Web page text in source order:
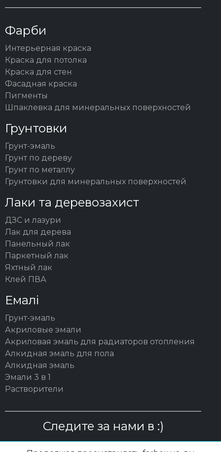
Фарби
Интерьерная краска
Краска для потолка
Краска для стен
Фасадная краска
Пигменты
Шпаклевка для минеральных поверхностей
Грунтовки
Грунт-эмаль
Грунт по дереву
Грунт по металлу
Грунтовки для минеральных поверхностей
Лаки та деревозахист
ДЗС и лазури
Лак для дерева
Панельный лак
Паркетный лак
Яхтный лак
Клей ПВА
Емалі
Грунт-эмаль
Акриловые эмали
Акриловая эмаль для радиаторов отопления
Алкидная эмаль для пола
Алкидная эмаль
Эмали 3 в 1
Растворители
Следите за нами в :)